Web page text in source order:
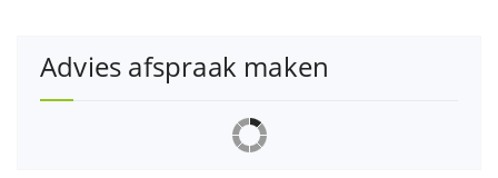
Advies afspraak maken